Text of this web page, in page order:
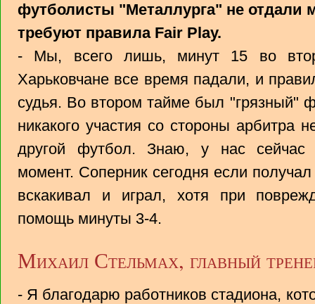
футболисты "Металлурга" не отдали
требуют правила Fair Play.
- Мы, всего лишь, минут 15 во
Харьковчане все время падали, и
судья. Во втором тайме был "грязный"
никакого участия со стороны арбитра
другой футбол. Знаю, у нас сейчас
момент. Соперник сегодня если
вскакивал и играл, хотя при
помощь минуты 3-4.
Михаил Стельмах, главный
- Я благодарю работников стадиона,